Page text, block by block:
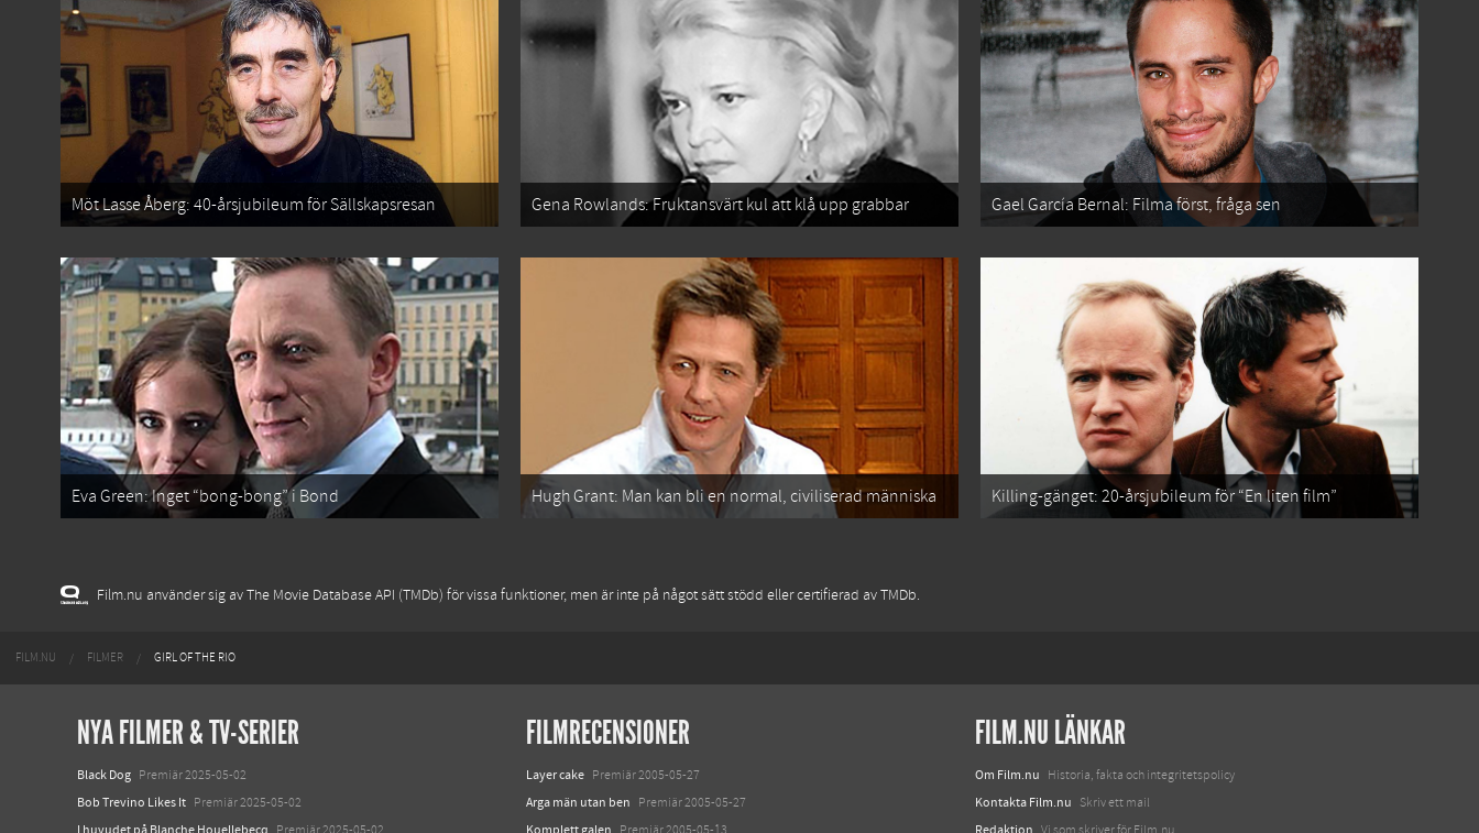
Möt Lasse Åberg: 40-årsjubileum för Sällskapsresan Gena Rowlands: Fruktansvärt kul att klå upp grabbar Gael García Bernal: Filma först, fråga sen
Eva Green: Inget “bong-bong” i Bond Hugh Grant: Man kan bli en normal, civiliserad människa Killing-gänget: 20-årsjubileum för “En liten film”
Film.nu använder sig av The Movie Database API (TMDb) för vissa funktioner, men är inte på något sätt stödd eller certifierad av TMDb.
FILM.NU FILMER GIRL OF THE RIO
NYA FILMER & TV-SERIER
Black Dog Premiär 2025-05-02
Bob Trevino Likes It Premiär 2025-05-02
FILMRECENSIONER
Layer cake Premiär 2005-05-27
Arga män utan ben Premiär 2005-05-27
FILM.NU LÄNKAR
Om Film.nu Historia, fakta och integritetspolicy
Kontakta Film.nu Skriv ett mail